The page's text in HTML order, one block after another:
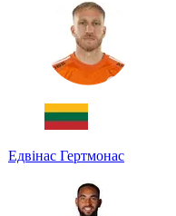
Едвінас Гертмонас